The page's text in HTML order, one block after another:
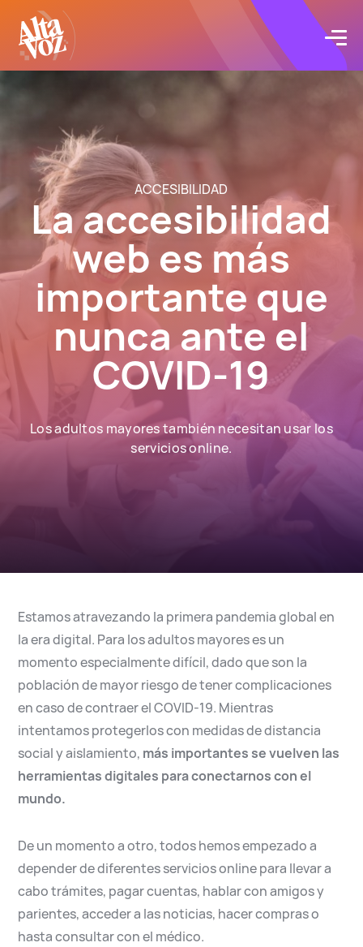
Click acá para ir directamente al contenido
Proyectos
Servicios
Blog
Acerca de
Contacto
Español
ACCESIBILIDAD
La accesibilidad
web es más
importante que
nunca ante el
COVID-19
Los adultos mayores también necesitan usar los
servicios online.
Estamos atravezando la primera pandemia global en
la era digital. Para los adultos mayores es un
momento especialmente difícil, dado que son la
población de mayor riesgo de tener complicaciones
en caso de contraer el COVID-19. Mientras
intentamos protegerlos con medidas de distancia
social y aislamiento, más importantes se vuelven las
herramientas digitales para conectarnos con el
mundo.
De un momento a otro, todos hemos empezado a
depender de diferentes servicios online para llevar a
cabo trámites, pagar cuentas, hablar con amigos y
parientes, acceder a las noticias, hacer compras o
hasta consultar con el médico.